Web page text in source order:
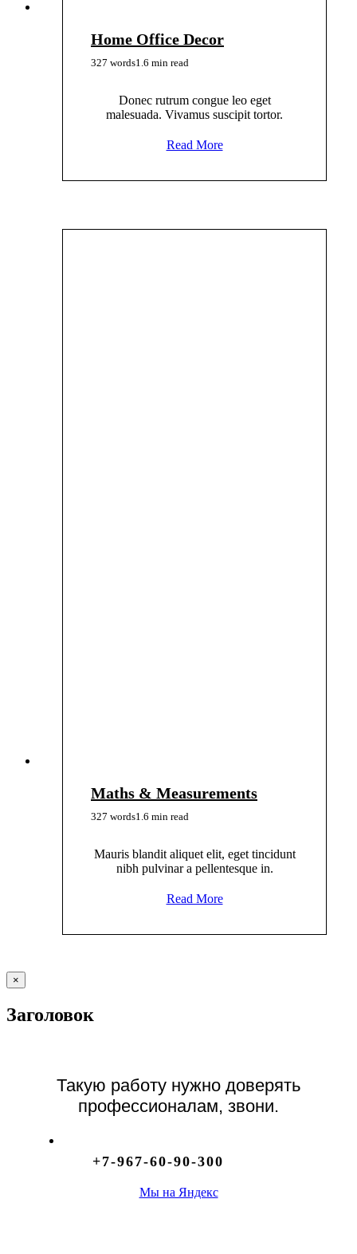
Home Office Decor
327 words1.6 min read
Donec rutrum congue leo eget
malesuada. Vivamus suscipit tortor.
Read More
Maths & Measurements
327 words1.6 min read
Mauris blandit aliquet elit, eget tincidunt
nibh pulvinar a pellentesque in.
Read More
Close
product
view
×
Заголовок
Такую работу нужно доверять
профессионалам, звони.
+7-967-60-90-300
Мы на Яндекс